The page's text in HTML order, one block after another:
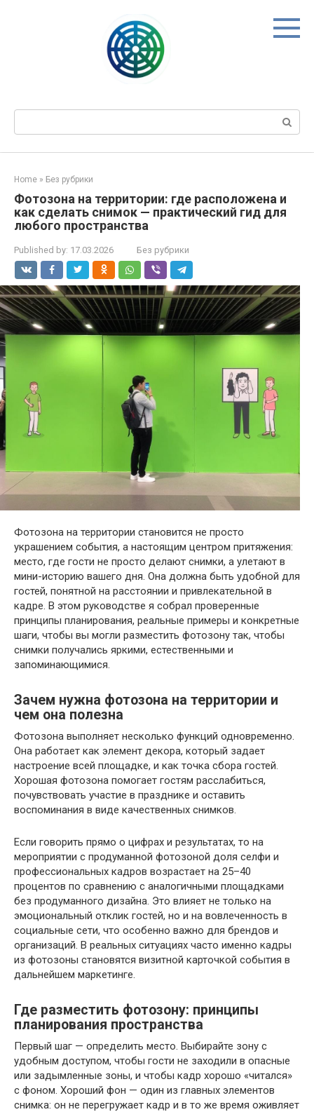
Search:
Home » Без рубрики
Фотозона на территории: где расположена и
как сделать снимок — практический гид для
любого пространства
Published by: 17.03.2026 Без рубрики
Фотозона на территории становится не просто
украшением события, а настоящим центром притяжения:
место, где гости не просто делают снимки, а улетают в
мини-историю вашего дня. Она должна быть удобной для
гостей, понятной на расстоянии и привлекательной в
кадре. В этом руководстве я собрал проверенные
принципы планирования, реальные примеры и конкретные
шаги, чтобы вы могли разместить фотозону так, чтобы
снимки получались яркими, естественными и
запоминающимися.
Зачем нужна фотозона на территории и
чем она полезна
Фотозона выполняет несколько функций одновременно.
Она работает как элемент декора, который задает
настроение всей площадке, и как точка сбора гостей.
Хорошая фотозона помогает гостям расслабиться,
почувствовать участие в празднике и оставить
воспоминания в виде качественных снимков.
Если говорить прямо о цифрах и результатах, то на
мероприятии с продуманной фотозоной доля селфи и
профессиональных кадров возрастает на 25–40
процентов по сравнению с аналогичными площадками
без продуманного дизайна. Это влияет не только на
эмоциональный отклик гостей, но и на вовлеченность в
социальные сети, что особенно важно для брендов и
организаций. В реальных ситуациях часто именно кадры
из фотозоны становятся визитной карточкой события в
дальнейшем маркетинге.
Где разместить фотозону: принципы
планирования пространства
Первый шаг — определить место. Выбирайте зону с
удобным доступом, чтобы гости не заходили в опасные
или задымленные зоны, и чтобы кадр хорошо «читался»
с фоном. Хороший фон — один из главных элементов
снимка: он не перегружает кадр и в то же время оживляет